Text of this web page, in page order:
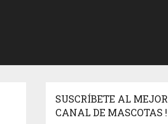
SUSCRÍBETE AL MEJOR
CANAL DE MASCOTAS !